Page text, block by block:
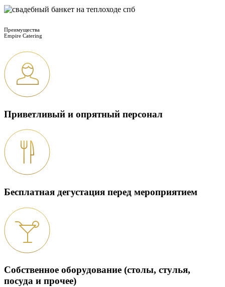
Преимущества
Empire Catering
Приветливый и опрятный персонал
Бесплатная дегустация перед мероприятием
Собственное оборудование (столы, стулья,
посуда и прочее)